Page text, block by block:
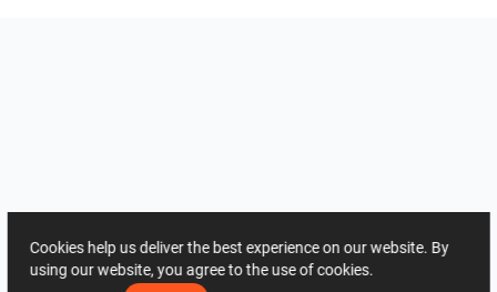
Cookies help us deliver the best experience on our website. By
using our website, you agree to the use of cookies.